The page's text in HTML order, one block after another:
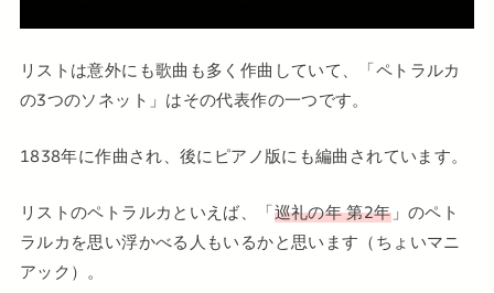
リストは意外にも歌曲も多く作曲していて、「ペトラルカ
の3つのソネット」はその代表作の一つです。
1838年に作曲され、後にピアノ版にも編曲されています。
リストのペトラルカといえば、「巡礼の年 第2年」のペト
ラルカを思い浮かべる人もいるかと思います（ちょいマニ
アック）。